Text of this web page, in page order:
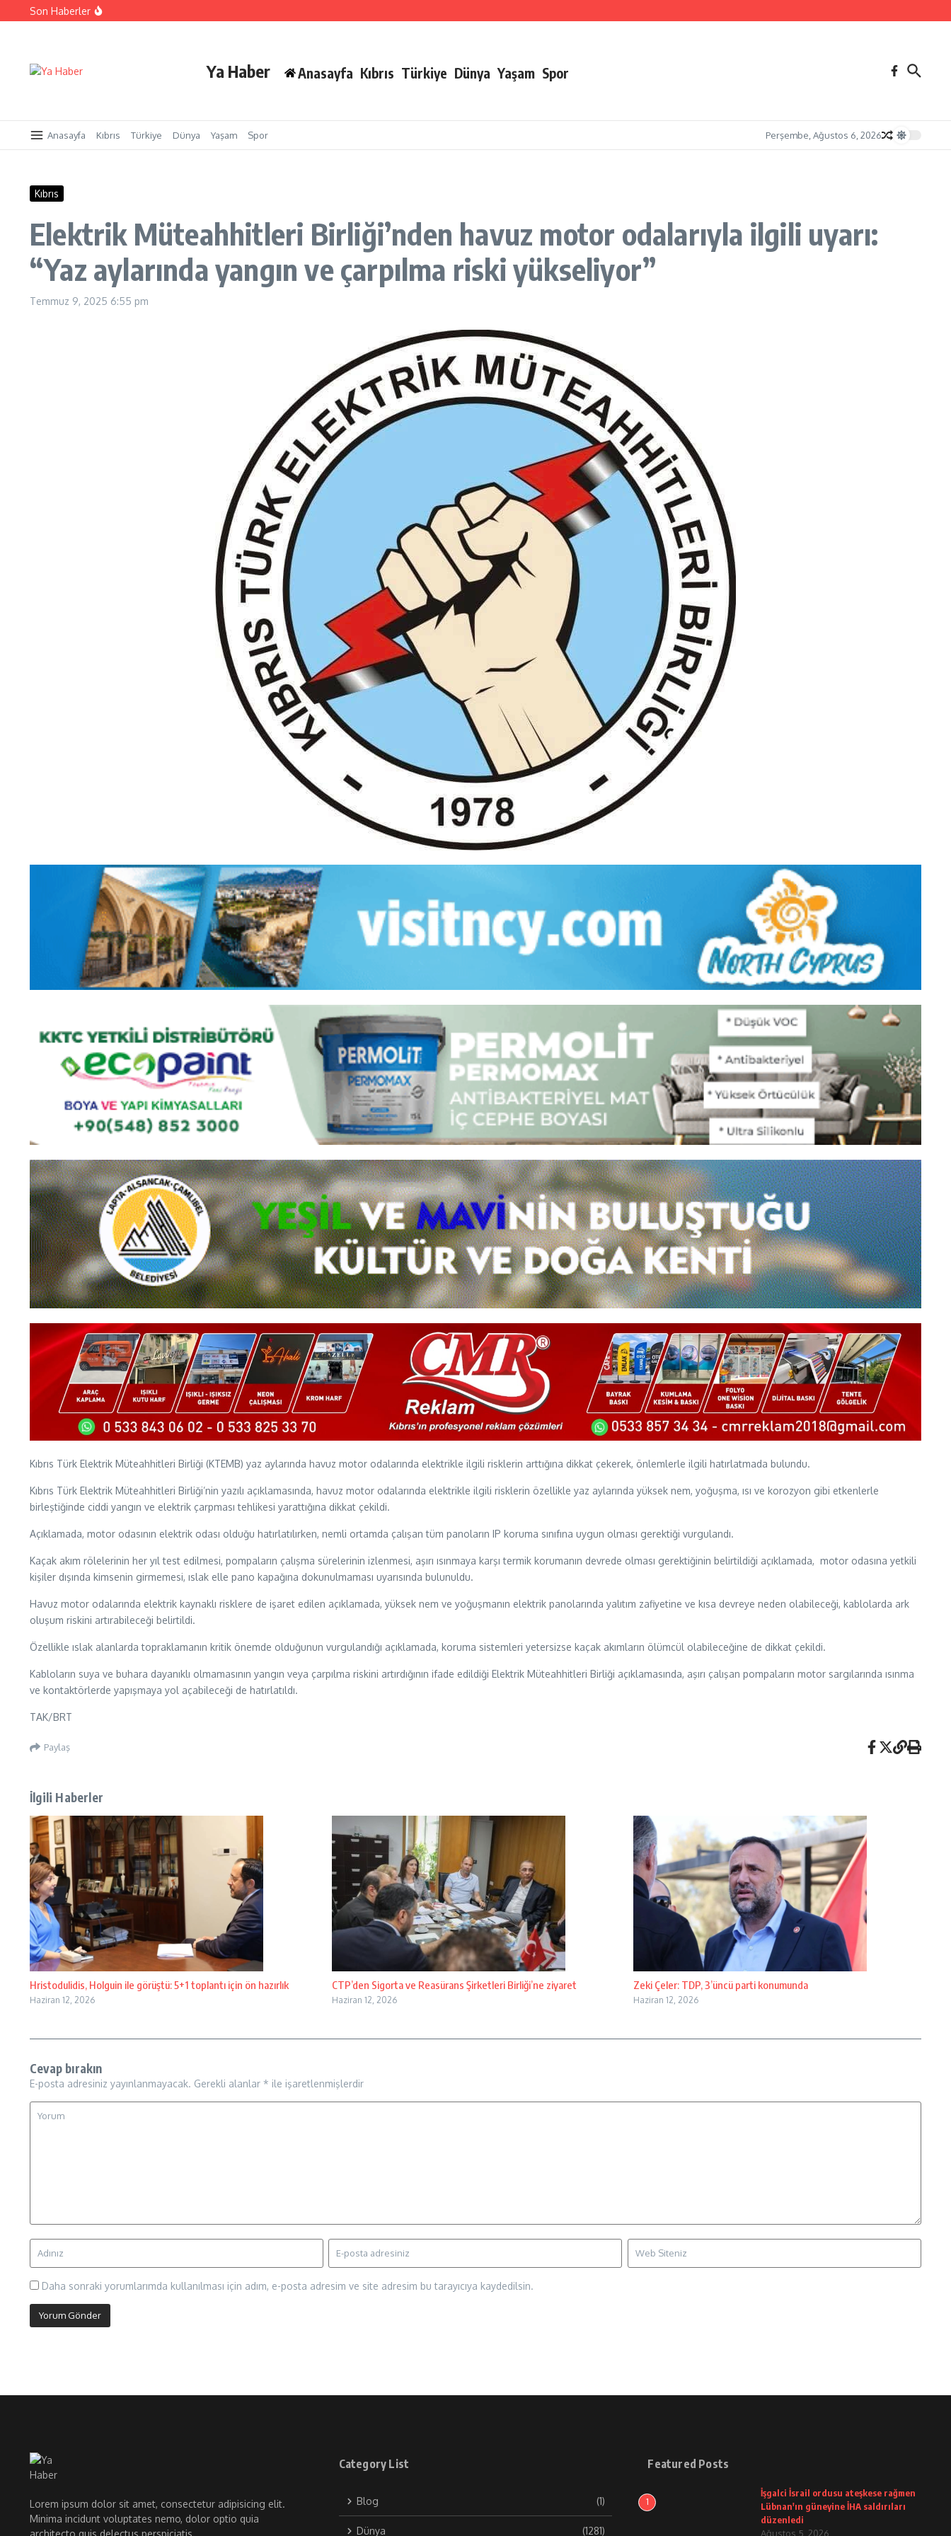
İçeriğe atlaSon Haberler
Yangınlarla mücadelede toplumsal duyarlılık için güç birliği
Ya Haber Anasayfa Kıbrıs Türkiye Dünya Yaşam Spor
Anasayfa Kıbrıs Türkiye Dünya Yaşam Spor Perşembe, Ağustos 6, 2026
Kıbrıs
Elektrik Müteahhitleri Birliği’nden havuz motor odalarıyla ilgili uyarı:
“Yaz aylarında yangın ve çarpılma riski yükseliyor”
Temmuz 9, 2025 6:55 pm
Kıbrıs Türk Elektrik Müteahhitleri Birliği (KTEMB) yaz aylarında havuz motor odalarında elektrikle ilgili risklerin arttığına dikkat çekerek, önlemlerle ilgili hatırlatmada bulundu.
Kıbrıs Türk Elektrik Müteahhitleri Birliği’nin yazılı açıklamasında, havuz motor odalarında elektrikle ilgili risklerin özellikle yaz aylarında yüksek nem, yoğuşma, ısı ve korozyon gibi etkenlerle
birleştiğinde ciddi yangın ve elektrik çarpması tehlikesi yarattığına dikkat çekildi.
Açıklamada, motor odasının elektrik odası olduğu hatırlatılırken, nemli ortamda çalışan tüm panoların IP koruma sınıfına uygun olması gerektiği vurgulandı.
Kaçak akım rölelerinin her yıl test edilmesi, pompaların çalışma sürelerinin izlenmesi, aşırı ısınmaya karşı termik korumanın devrede olması gerektiğinin belirtildiği açıklamada, motor odasına yetkili
kişiler dışında kimsenin girmemesi, ıslak elle pano kapağına dokunulmaması uyarısında bulunuldu.
Havuz motor odalarında elektrik kaynaklı risklere de işaret edilen açıklamada, yüksek nem ve yoğuşmanın elektrik panolarında yalıtım zafiyetine ve kısa devreye neden olabileceği, kablolarda ark
oluşum riskini artırabileceği belirtildi.
Özellikle ıslak alanlarda topraklamanın kritik önemde olduğunun vurgulandığı açıklamada, koruma sistemleri yetersizse kaçak akımların ölümcül olabileceğine de dikkat çekildi.
Kabloların suya ve buhara dayanıklı olmamasının yangın veya çarpılma riskini artırdığının ifade edildiği Elektrik Müteahhitleri Birliği açıklamasında, aşırı çalışan pompaların motor sargılarında ısınma
ve kontaktörlerde yapışmaya yol açabileceği de hatırlatıldı.
TAK/BRT
Paylaş
İlgili Haberler
Hristodulidis, Holguin ile görüştü: 5+1 toplantı için ön hazırlık
Haziran 12, 2026
CTP’den Sigorta ve Reasürans Şirketleri Birliği’ne ziyaret
Haziran 12, 2026
Zeki Çeler: TDP, 3’üncü parti konumunda
Haziran 12, 2026
Cevap bırakın
E-posta adresiniz yayınlanmayacak. Gerekli alanlar * ile işaretlenmişlerdir
Daha sonraki yorumlarımda kullanılması için adım, e-posta adresim ve site adresim bu tarayıcıya kaydedilsin.
Lorem ipsum dolor sit amet, consectetur adipisicing elit.
Minima incidunt voluptates nemo, dolor optio quia
Category List
Blog (1)
Dünya (1281)
Featured Posts
1
İşgalci İsrail ordusu ateşkese rağmen
Lübnan'ın güneyine İHA saldırıları
düzenledi
Ağustos 5, 2026